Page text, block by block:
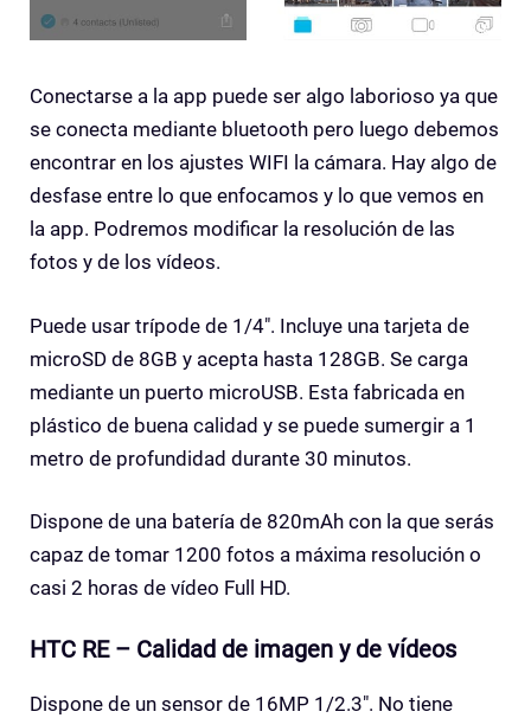
Conectarse a la app puede ser algo laborioso ya que
se conecta mediante bluetooth pero luego debemos
encontrar en los ajustes WIFI la cámara. Hay algo de
desfase entre lo que enfocamos y lo que vemos en
la app. Podremos modificar la resolución de las
fotos y de los vídeos.
Puede usar trípode de 1/4″. Incluye una tarjeta de
microSD de 8GB y acepta hasta 128GB. Se carga
mediante un puerto microUSB. Esta fabricada en
plástico de buena calidad y se puede sumergir a 1
metro de profundidad durante 30 minutos.
Dispone de una batería de 820mAh con la que serás
capaz de tomar 1200 fotos a máxima resolución o
casi 2 horas de vídeo Full HD.
HTC RE – Calidad de imagen y de vídeos
Dispone de un sensor de 16MP 1/2.3″. No tiene